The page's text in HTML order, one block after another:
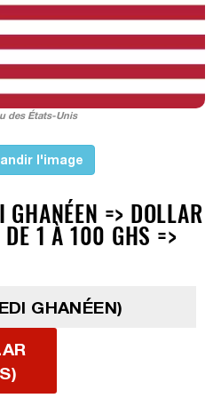
des États-Unis
l'image
GHANÉEN => DOLLAR
1 À 100 GHS =>
GHANÉEN)